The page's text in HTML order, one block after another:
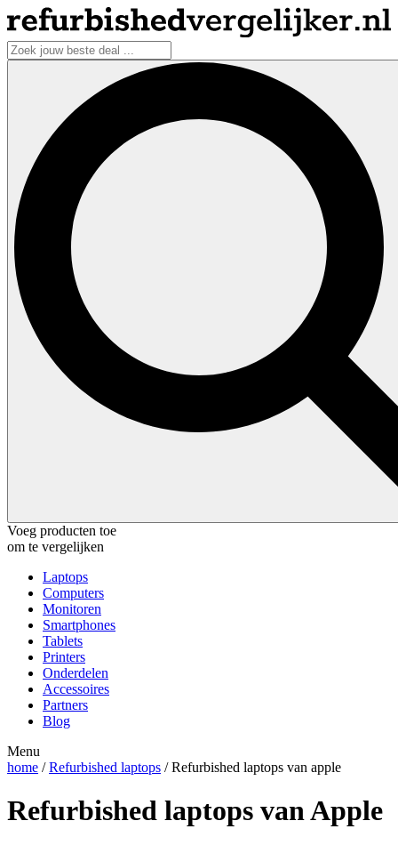
Voeg producten toe
om te vergelijken
Laptops
Computers
Monitoren
Smartphones
Tablets
Printers
Onderdelen
Accessoires
Partners
Blog
Menu
home /Refurbished laptops / Refurbished laptops van apple
Refurbished laptops van Apple